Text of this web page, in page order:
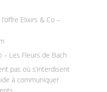
Elixirs & Co –
– Les Fleurs de Bach
pas où s’interdisent
à communiquer